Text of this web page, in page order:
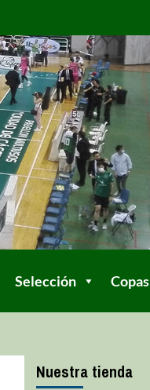
Selección Copas
Nuestra tienda